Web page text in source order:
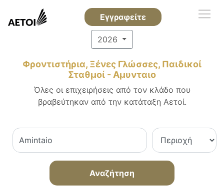
Εγγραφείτε
2026
Φροντιστήρια, Ξένες Γλώσσες, Παιδικοί
Σταθμοί - Αμυνταιο
Όλες οι επιχειρήσεις από τον κλάδο που
βραβεύτηκαν από την κατάταξη Αετοί.
Αναζήτηση